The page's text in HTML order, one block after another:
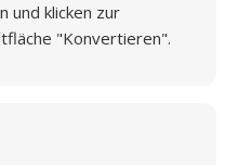
und klicken zur
"Konvertieren".